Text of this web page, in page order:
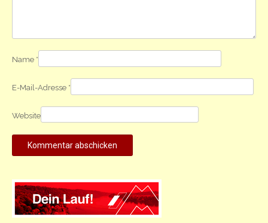
Name *
E-Mail-Adresse *
Website